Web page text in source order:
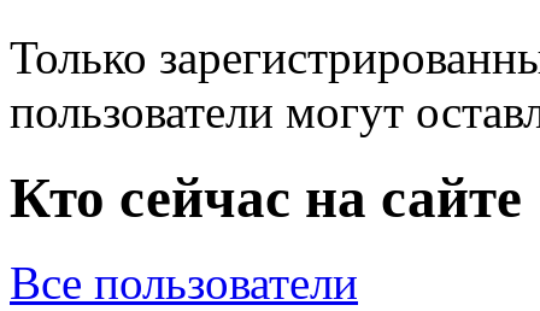
Только
пользователи могут
Кто сейчас на сайте
Все пользователи